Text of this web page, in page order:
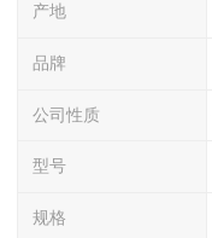
产地
品牌
公司性质
型号
规格